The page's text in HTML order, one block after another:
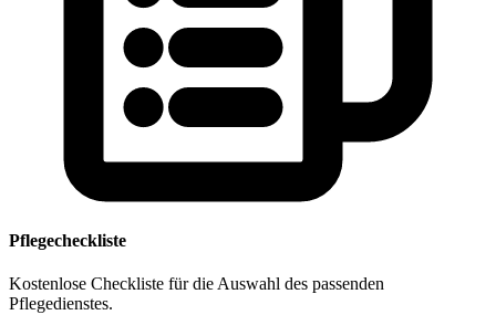
Pflegecheckliste
Kostenlose Checkliste für die Auswahl des passenden
Pflegedienstes.